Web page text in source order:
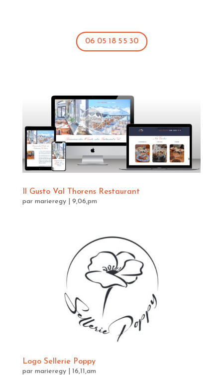
06 05 18 55 30
Il Gusto Val Thorens Restaurant
par marieregy| 9,06,pm
Logo Sellerie Poppy
par marieregy| 16,11,am